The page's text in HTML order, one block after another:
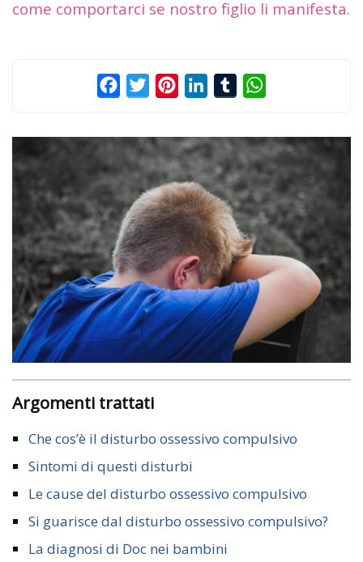
come comportarci se nostro figlio li manifesta.
FacebookTwitterPinterestLinkedInTumblr
Argomenti trattati
Che cos’è il disturbo ossessivo compulsivo
Sintomi di questi disturbi
Le cause del disturbo ossessivo compulsivo
Si guarisce dal disturbo ossessivo compulsivo?
La diagnosi di Doc nei bambini